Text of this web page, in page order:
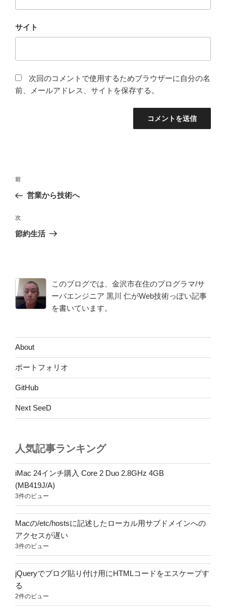
サイト
次回のコメントで使用するためブラウザーに自分の名
前、メールアドレス、サイトを保存する。
投
ナ
ビ
ゲ
ン
前
の
稿
前
営業から技術へ
次
の
次
節約生活
このブログでは、金沢市在住のプログラマ/サ
ーバエンジニア 黒川 仁がWeb技術っぽい記事
を書いています。
About
ポートフォリオ
GitHub
Next SeeD
人気記事ランキング
iMac 24インチ購入 Core 2 Duo 2.8GHz 4GB
(MB419J/A)
3件のビュー
Macの/etc/hostsに記述したローカル用サブドメインへの
アクセスが遅い
3件のビュー
jQueryでブログ貼り付け用にHTMLコードをエスケープす
る
2件のビュー